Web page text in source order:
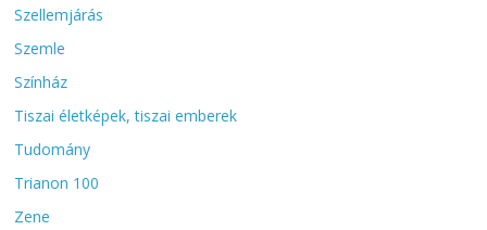
Szellemjárás
Szemle
Színház
Tiszai életképek, tiszai emberek
Tudomány
Trianon 100
Zene